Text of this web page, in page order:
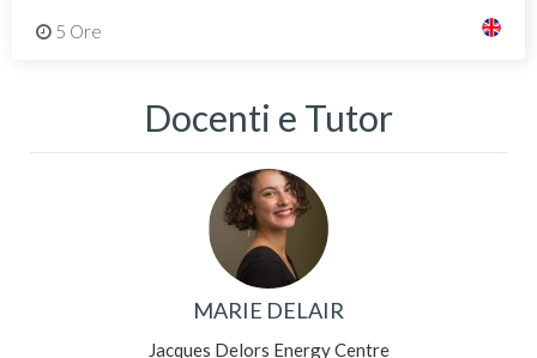
5 Ore
Docenti e Tutor
MARIE DELAIR
Jacques Delors Energy Centre